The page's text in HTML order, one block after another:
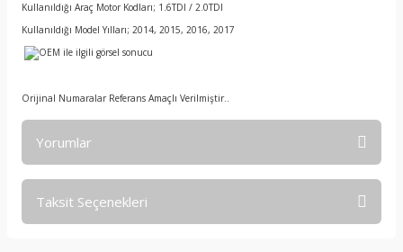
Kullanıldığı Araç Motor Kodları; 1.6TDI / 2.0TDI
Kullanıldığı Model Yılları; 2014, 2015, 2016, 2017
Orijinal Numaralar Referans Amaçlı Verilmiştir..
Yorumlar
Taksit Seçenekleri